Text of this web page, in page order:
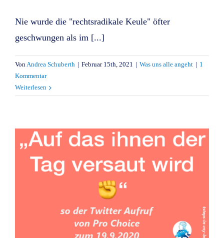
Nie wurde die "rechtsradikale Keule" öfter
geschwungen als im [...]
VonAndrea Schuberth | Februar 15th, 2021 | Was uns alle angeht | 1
Kommentar
Weiterlesen